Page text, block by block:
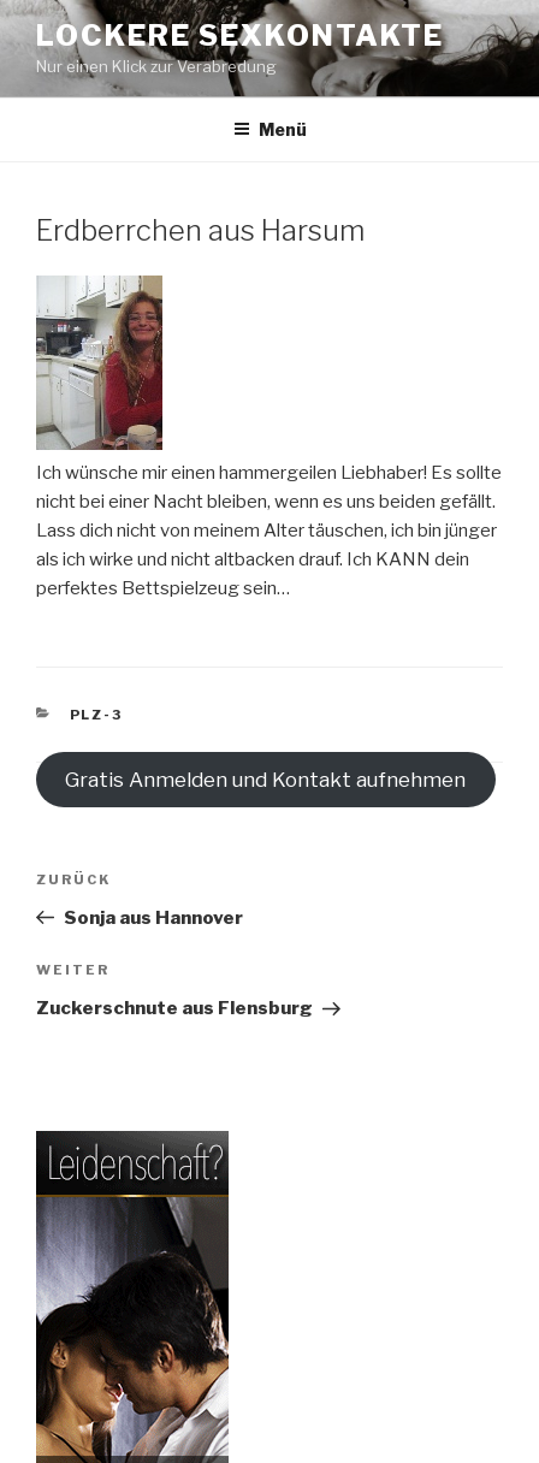
Zum
Inhalt
springen
LOCKERE SEXKONTAKTE
Nur einen Klick zur Verabredung
Menü
Erdberrchen aus Harsum
Ich wünsche mir einen hammergeilen Liebhaber! Es sollte
nicht bei einer Nacht bleiben, wenn es uns beiden gefällt.
Lass dich nicht von meinem Alter täuschen, ich bin jünger
als ich wirke und nicht altbacken drauf. Ich KANN dein
perfektes Bettspielzeug sein…
KATEGORIEN
PLZ-3
Gratis Anmelden und Kontakt aufnehmen
Beitragsnavigation
Vorheriger
Beitrag
ZURÜCK
Sonja aus Hannover
Nächster
Beitrag
WEITER
Zuckerschnute aus Flensburg